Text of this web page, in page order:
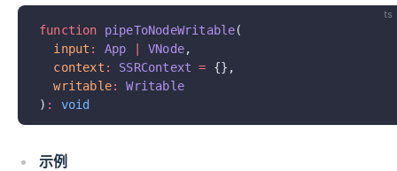
ts
function pipeToNodeWritable(
  input
: App VNode,
  context
: SSRContext = {},
  writable
:
Writable
) : void
示例